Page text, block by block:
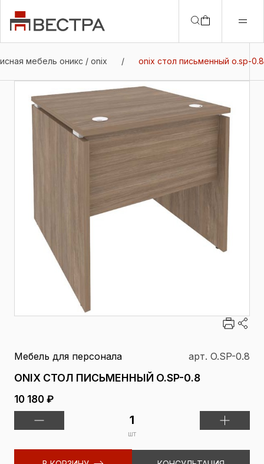
мебель оникс / onix / onix стол письменный o.sp-0.8
Мебель для персонала арт. O.SP-0.8
ONIX СТОЛ ПИСЬМЕННЫЙ O.SP-0.8
10 180 ₽
шт